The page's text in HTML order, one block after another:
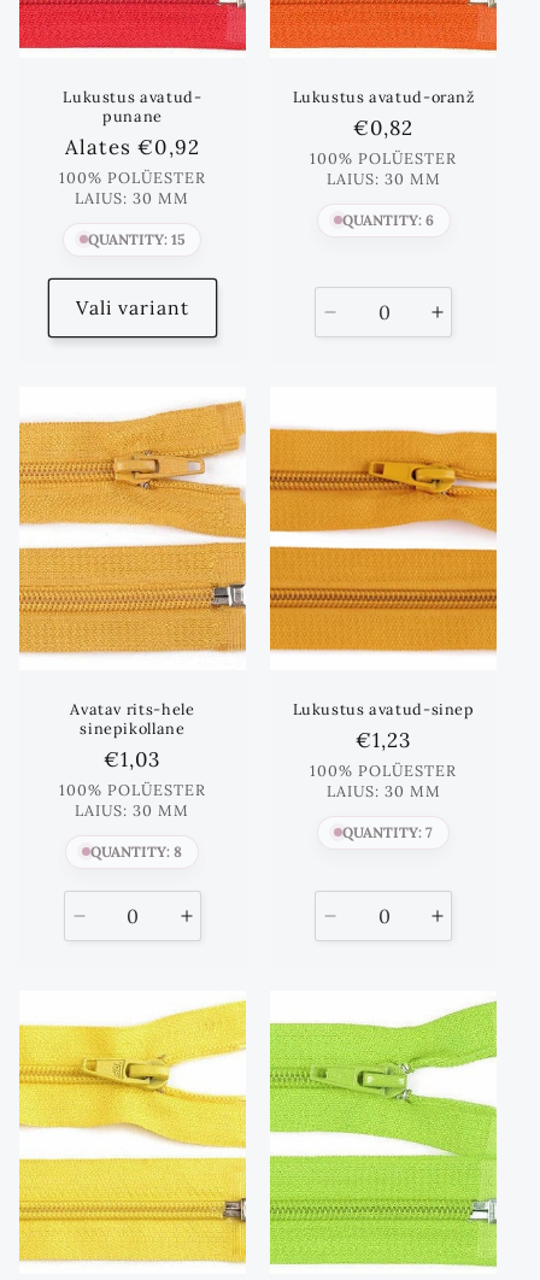
Lukustus avatud-
punane
Standards
hind
Alates€0,92
100% POLÜESTER
LAIUS: 30 MM
QUANTITY: 15
Vali variant
Lukustus avatud-oranž
Standards
hind
€0,82
100% POLÜESTER
LAIUS: 30 MM
QUANTITY: 6
Vähenda
Suurenda
Avatav rits-hele
sinepikollane
Standards
hind
€1,03
100% POLÜESTER
LAIUS: 30 MM
QUANTITY: 8
Vähenda
Suurenda
Lukustus avatud-sinep
Standards
hind
€1,23
100% POLÜESTER
LAIUS: 30 MM
QUANTITY: 7
Vähenda
Suurenda